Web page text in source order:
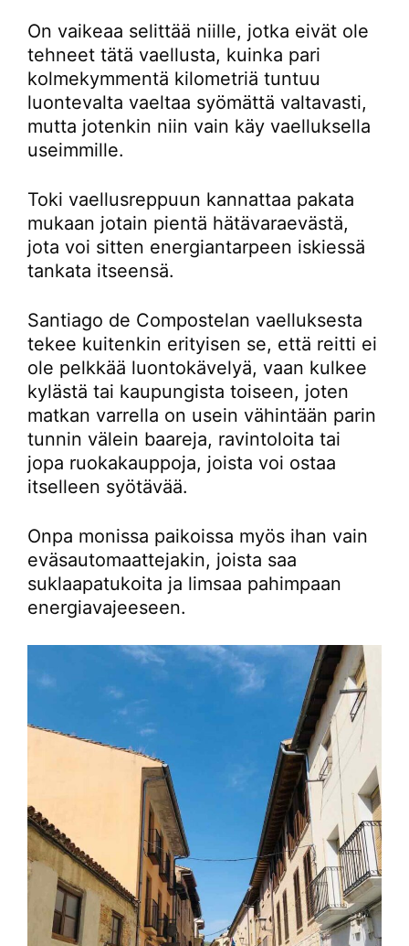
On vaikeaa selittää niille, jotka eivät ole
tehneet tätä vaellusta, kuinka pari
kolmekymmentä kilometriä tuntuu
luontevalta vaeltaa syömättä valtavasti,
mutta jotenkin niin vain käy vaelluksella
useimmille.
Toki vaellusreppuun kannattaa pakata
mukaan jotain pientä hätävaraevästä,
jota voi sitten energiantarpeen iskiessä
tankata itseensä.
Santiago de Compostelan vaelluksesta
tekee kuitenkin erityisen se, että reitti ei
ole pelkkää luontokävelyä, vaan kulkee
kylästä tai kaupungista toiseen, joten
matkan varrella on usein vähintään parin
tunnin välein baareja, ravintoloita tai
jopa ruokakauppoja, joista voi ostaa
itselleen syötävää.
Onpa monissa paikoissa myös ihan vain
eväsautomaattejakin, joista saa
suklaapatukoita ja limsaa pahimpaan
energiavajeeseen.